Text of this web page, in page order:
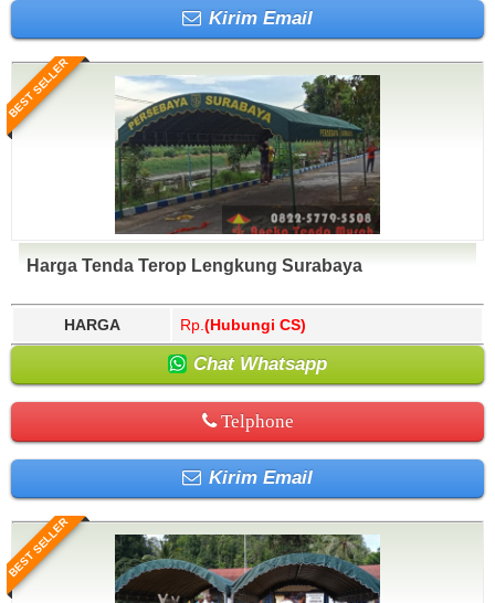
Kirim Email
BEST SELLER
Harga Tenda Terop Lengkung Surabaya
HARGA Rp. (Hubungi CS)
Chat Whatsapp
Telphone
Kirim Email
BEST SELLER